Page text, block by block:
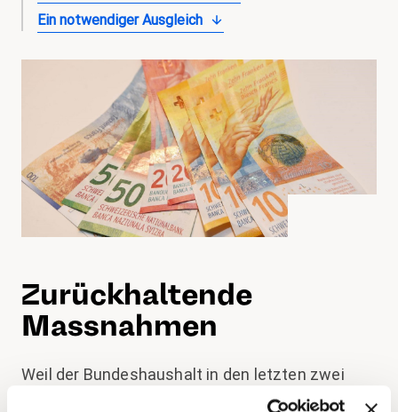
Ein notwendiger Ausgleich
Zurückhaltende
Massnahmen
Weil der Bundeshaushalt in den letzten zwei
beeinträchtigt